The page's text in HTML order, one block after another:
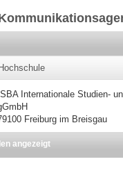
Hochschule
ISBA Internationale Studien-
Freiburg im Breisgau
angezeigt